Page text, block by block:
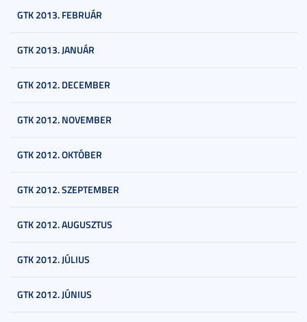
GTK 2013. FEBRUÁR
GTK 2013. JANUÁR
GTK 2012. DECEMBER
GTK 2012. NOVEMBER
GTK 2012. OKTÓBER
GTK 2012. SZEPTEMBER
GTK 2012. AUGUSZTUS
GTK 2012. JÚLIUS
GTK 2012. JÚNIUS